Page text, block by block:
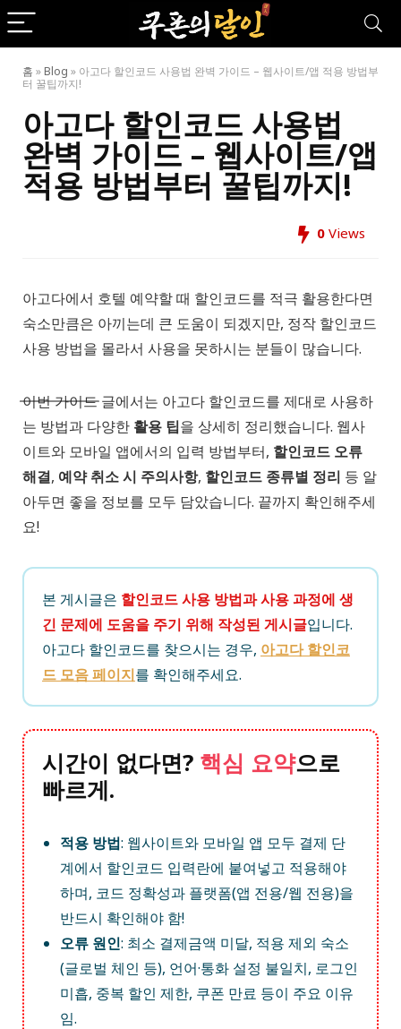
홈 » Blog » 아고다 할인코드 사용법 완벽 가이드 – 웹사이트/앱 적용 방법부
터 꿀팁까지!
아고다 할인코드 사용법
완벽 가이드 – 웹사이트/앱
적용 방법부터 꿀팁까지!
0 Views
아고다에서 호텔 예약할 때 할인코드를 적극 활용한다면
숙소만큼은 아끼는데 큰 도움이 되겠지만, 정작 할인코드
사용 방법을 몰라서 사용을 못하시는 분들이 많습니다.
이번 가이드 글에서는 아고다 할인코드를 제대로 사용하
는 방법과 다양한 활용 팁을 상세히 정리했습니다. 웹사
이트와 모바일 앱에서의 입력 방법부터, 할인코드 오류
해결, 예약 취소 시 주의사항, 할인코드 종류별 정리 등 알
아두면 좋을 정보를 모두 담았습니다. 끝까지 확인해주세
요!
본 게시글은 할인코드 사용 방법과 사용 과정에 생
긴 문제에 도움을 주기 위해 작성된 게시글입니다.
아고다 할인코드를 찾으시는 경우, 아고다 할인코
드 모음 페이지를 확인해주세요.
시간이 없다면? 핵심 요약으로
빠르게.
적용 방법: 웹사이트와 모바일 앱 모두 결제 단
계에서 할인코드 입력란에 붙여넣고 적용해야
하며, 코드 정확성과 플랫폼(앱 전용/웹 전용)을
반드시 확인해야 함!
오류 원인: 최소 결제금액 미달, 적용 제외 숙소
(글로벌 체인 등), 언어·통화 설정 불일치, 로그인
미흡, 중복 할인 제한, 쿠폰 만료 등이 주요 이유
임.